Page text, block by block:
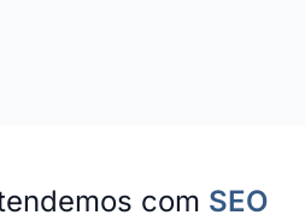
com SEO